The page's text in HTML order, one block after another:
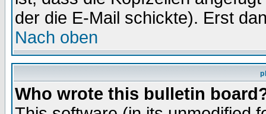
der die E-Mail schickte). Erst
Nach oben
Who wrote this bulletin